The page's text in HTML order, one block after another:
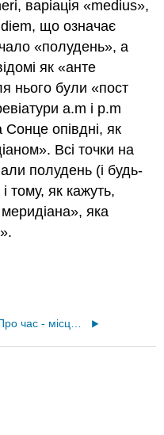
варіація «medius»,
diem, що означає
«полудень», а
як «анте
нього були «пост
a.m і p.m
Сонце опівдні, як
Всі точки на
полудень (і будь-
тому, як кажуть,
меридіана», яка